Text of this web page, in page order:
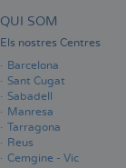
QUI SOM
Els nostres Centres
Barcelona
Sant Cugat
Sabadell
Manresa
Tarragona
Reus
Cemgine - Vic